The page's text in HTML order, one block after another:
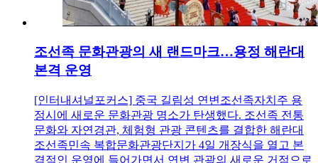
조선족 문화관광의 새 랜드마크…용정 해란대
본격 운영
[인터내셔널포커스] 중국 길림성 연변조선족자치주 용
정시에 새로운 문화관광 명소가 탄생했다. 조선족 전통
문화와 자연경관, 체험형 관광 콘텐츠를 결합한 해란대
조선족민속 복합문화관광단지가 4일 개장식을 열고 본
격적인 운영에 들어가면서 연변 관광의 새로운 거점으로